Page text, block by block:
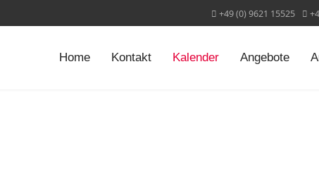
+49 (0) 9621 15525
Home Kontakt Kalender Angebote